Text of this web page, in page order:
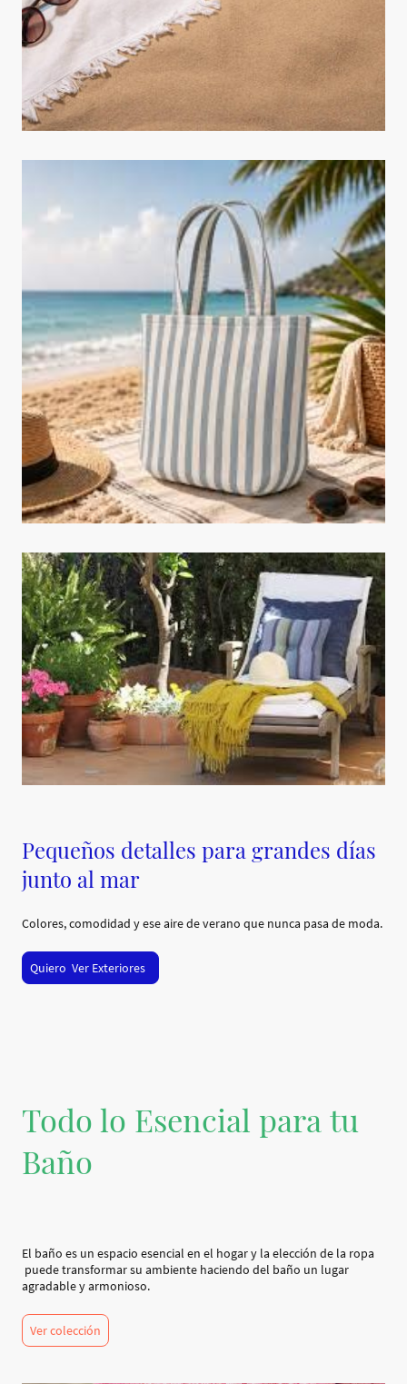
Pequeños detalles para grandes días
junto al mar
Colores, comodidad y ese aire de verano que nunca pasa de moda.
Quiero Ver Exteriores
Todo lo Esencial para tu
Baño
El baño es un espacio esencial en el hogar y la elección de la ropa
puede transformar su ambiente haciendo del baño un lugar
agradable y armonioso.
Ver colección